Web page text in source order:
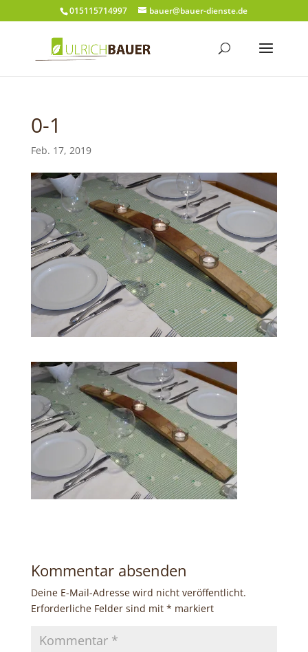
015115714997 bauer@bauer-dienste.de
0-1
Feb. 17, 2019
Kommentar absenden
Deine E-Mail-Adresse wird nicht veröffentlicht.
Erforderliche Felder sind mit * markiert